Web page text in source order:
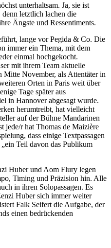
unterhaltsam. Ja, sie ist
denn letztlich lachen die
Ängste und Ressentiments.
lange vor Pegida & Co. Die
immer ein Thema, mit dem
einmal hochgekocht.
mit ihrem Team aktuelle
Mitte November, als Attentäter in
Orten in Paris weit über
Tage später aus
in Hannover abgesagt wurde.
herumtreibt, hat vielleicht
auf der Bühne Mandarinen
jede/r hat Thomas de Maizière
dass einige Textpassagen
Teil davon das Publikum
Huber und Aom Flury legen
Timing und Präzision hin. Alle
in ihren Solopassagen. Es
Huber sich immer weiter
Falk Seifert die Aufgabe, der
einen bedrückenden